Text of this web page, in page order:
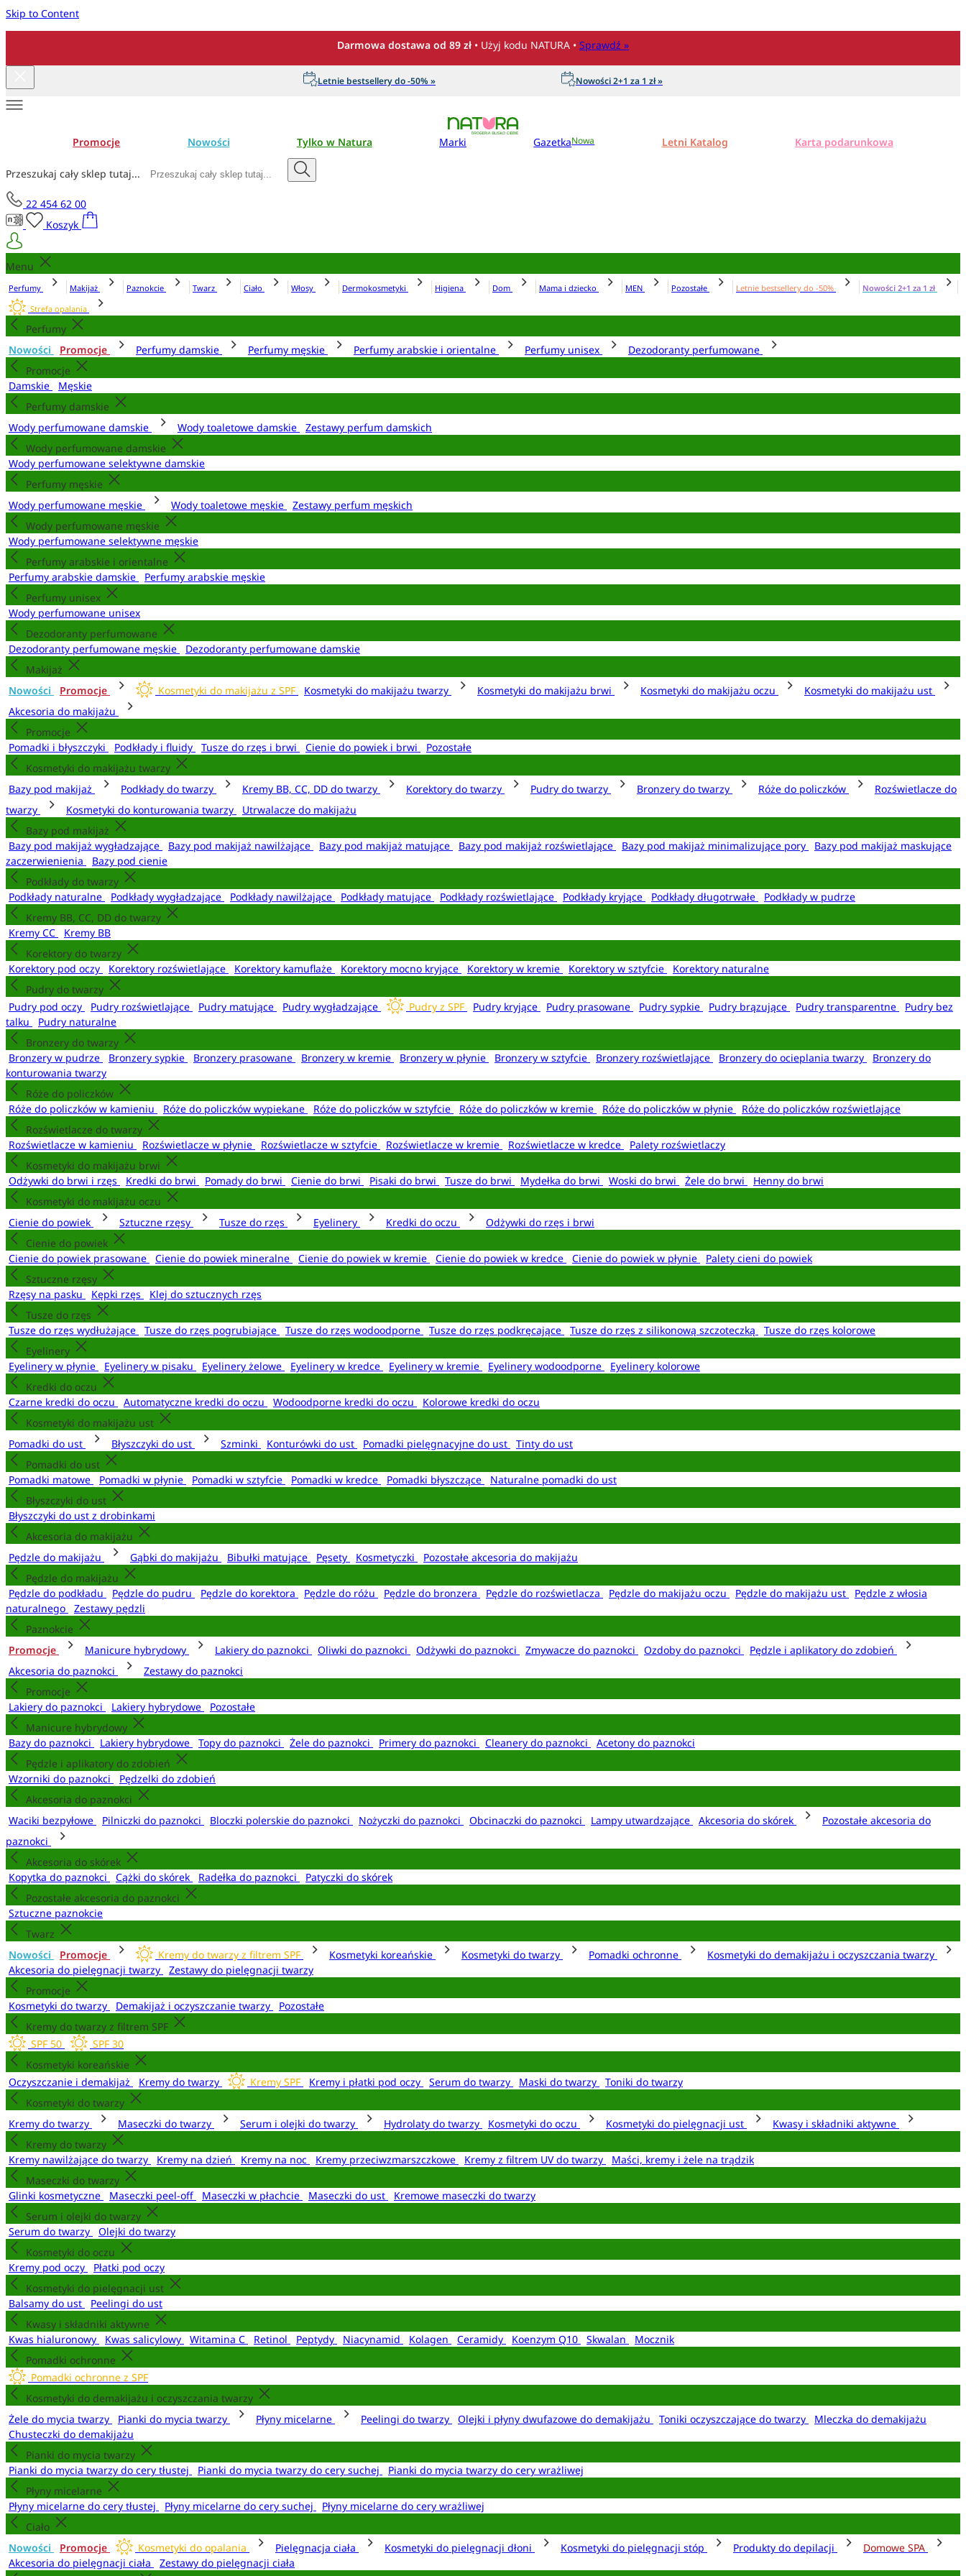
Skip to Content
Darmowa dostawa od 89 zł • Użyj kodu NATURA • Sprawdź »
Letnie bestsellery do -50% » Nowości 2+1 za 1 zł »
Promocje Nowości Tylko w Natura Marki GazetkaNowa Letni Katalog Karta podarunkowa
Przeszukaj cały sklep tutaj...
22 454 62 00
Koszyk
Menu
Perfumy Makijaż Paznokcie Twarz Ciało Włosy Dermokosmetyki Higiena Dom Mama i dziecko MEN Pozostałe Letnie bestsellery do -50%
Nowości 2+1 za 1 zł
Strefa opalania
Perfumy
Nowości
Promocje Perfumy damskie Perfumy męskie Perfumy arabskie i orientalne Perfumy unisex
Dezodoranty perfumowane
Promocje
Damskie
Męskie
Perfumy damskie
Wody perfumowane damskie
Wody toaletowe damskie
Zestawy perfum damskich
Wody perfumowane damskie
Wody perfumowane selektywne damskie
Perfumy męskie
Wody perfumowane męskie
Wody toaletowe męskie
Zestawy perfum męskich
Wody perfumowane męskie
Wody perfumowane selektywne męskie
Perfumy arabskie i orientalne
Perfumy arabskie damskie
Perfumy arabskie męskie
Perfumy unisex
Wody perfumowane unisex
Dezodoranty perfumowane
Dezodoranty perfumowane męskie
Dezodoranty perfumowane damskie
Makijaż
Nowości
Promocje Kosmetyki do makijażu z SPF Kosmetyki do makijażu twarzy Kosmetyki do makijażu brwi Kosmetyki do makijażu oczu
Kosmetyki do makijażu ust
Akcesoria do makijażu
Promocje
Pomadki i błyszczyki
Podkłady i fluidy Tusze do rzęs i brwi Cienie do powiek i brwi
Pozostałe
Kosmetyki do makijażu twarzy
Bazy pod makijaż
Podkłady do twarzy Kremy BB, CC, DD do twarzy Korektory do twarzy Pudry do twarzy Bronzery do twarzy Róże do policzków
Rozświetlacze do
twarzy
Kosmetyki do konturowania twarzy
Utrwalacze do makijażu
Bazy pod makijaż
Bazy pod makijaż wygładzające
Bazy pod makijaż nawilżające Bazy pod makijaż matujące Bazy pod makijaż rozświetlające Bazy pod makijaż minimalizujące pory
Bazy pod makijaż maskujące
zaczerwienienia
Bazy pod cienie
Podkłady do twarzy
Podkłady naturalne
Podkłady wygładzające Podkłady nawilżające Podkłady matujące Podkłady rozświetlające Podkłady kryjące Podkłady długotrwałe
Podkłady w pudrze
Kremy BB, CC, DD do twarzy
Kremy CC
Kremy BB
Korektory do twarzy
Korektory pod oczy
Korektory rozświetlające Korektory kamuflaże Korektory mocno kryjące Korektory w kremie Korektory w sztyfcie
Korektory naturalne
Pudry do twarzy
Pudry pod oczy
Pudry rozświetlające Pudry matujące Pudry wygładzające Pudry z SPF Pudry kryjące Pudry prasowane Pudry sypkie Pudry brązujące Pudry transparentne
Pudry bez
talku
Pudry naturalne
Bronzery do twarzy
Bronzery w pudrze
Bronzery sypkie Bronzery prasowane Bronzery w kremie Bronzery w płynie Bronzery w sztyfcie Bronzery rozświetlające Bronzery do ocieplania twarzy
Bronzery do
konturowania twarzy
Róże do policzków
Róże do policzków w kamieniu
Róże do policzków wypiekane Róże do policzków w sztyfcie Róże do policzków w kremie Róże do policzków w płynie
Róże do policzków rozświetlające
Rozświetlacze do twarzy
Rozświetlacze w kamieniu
Rozświetlacze w płynie Rozświetlacze w sztyfcie Rozświetlacze w kremie Rozświetlacze w kredce
Palety rozświetlaczy
Kosmetyki do makijażu brwi
Odżywki do brwi i rzęs
Kredki do brwi Pomady do brwi Cienie do brwi Pisaki do brwi Tusze do brwi Mydełka do brwi Woski do brwi Żele do brwi
Henny do brwi
Kosmetyki do makijażu oczu
Cienie do powiek
Sztuczne rzęsy Tusze do rzęs Eyelinery Kredki do oczu
Odżywki do rzęs i brwi
Cienie do powiek
Cienie do powiek prasowane
Cienie do powiek mineralne Cienie do powiek w kremie Cienie do powiek w kredce Cienie do powiek w płynie
Palety cieni do powiek
Sztuczne rzęsy
Rzęsy na pasku
Kępki rzęs
Klej do sztucznych rzęs
Tusze do rzęs
Tusze do rzęs wydłużające
Tusze do rzęs pogrubiające Tusze do rzęs wodoodporne Tusze do rzęs podkręcające Tusze do rzęs z silikonową szczoteczką
Tusze do rzęs kolorowe
Eyelinery
Eyelinery w płynie
Eyelinery w pisaku Eyelinery żelowe Eyelinery w kredce Eyelinery w kremie Eyelinery wodoodporne
Eyelinery kolorowe
Kredki do oczu
Czarne kredki do oczu
Automatyczne kredki do oczu Wodoodporne kredki do oczu
Kolorowe kredki do oczu
Kosmetyki do makijażu ust
Pomadki do ust
Błyszczyki do ust Szminki Konturówki do ust Pomadki pielęgnacyjne do ust
Tinty do ust
Pomadki do ust
Pomadki matowe
Pomadki w płynie Pomadki w sztyfcie Pomadki w kredce Pomadki błyszczące
Naturalne pomadki do ust
Błyszczyki do ust
Błyszczyki do ust z drobinkami
Akcesoria do makijażu
Pędzle do makijażu
Gąbki do makijażu Bibułki matujące Pęsety Kosmetyczki
Pozostałe akcesoria do makijażu
Pędzle do makijażu
Pędzle do podkładu
Pędzle do pudru Pędzle do korektora Pędzle do różu Pędzle do bronzera Pędzle do rozświetlacza Pędzle do makijażu oczu Pędzle do makijażu ust
Pędzle z włosia
naturalnego
Zestawy pędzli
Paznokcie
Promocje
Manicure hybrydowy Lakiery do paznokci Oliwki do paznokci Odżywki do paznokci Zmywacze do paznokci Ozdoby do paznokci
Pędzle i aplikatory do zdobień
Akcesoria do paznokci
Zestawy do paznokci
Promocje
Lakiery do paznokci
Lakiery hybrydowe
Pozostałe
Manicure hybrydowy
Bazy do paznokci
Lakiery hybrydowe Topy do paznokci Żele do paznokci Primery do paznokci Cleanery do paznokci
Acetony do paznokci
Pędzle i aplikatory do zdobień
Wzorniki do paznokci
Pędzelki do zdobień
Akcesoria do paznokci
Waciki bezpyłowe
Pilniczki do paznokci Bloczki polerskie do paznokci Nożyczki do paznokci Obcinaczki do paznokci Lampy utwardzające Akcesoria do skórek
Pozostałe akcesoria do
paznokci
Akcesoria do skórek
Kopytka do paznokci
Cążki do skórek Radełka do paznokci
Patyczki do skórek
Pozostałe akcesoria do paznokci
Sztuczne paznokcie
Twarz
Nowości
Promocje Kremy do twarzy z filtrem SPF Kosmetyki koreańskie Kosmetyki do twarzy Pomadki ochronne
Kosmetyki do demakijażu i oczyszczania twarzy
Akcesoria do pielęgnacji twarzy
Zestawy do pielęgnacji twarzy
Promocje
Kosmetyki do twarzy
Demakijaż i oczyszczanie twarzy
Pozostałe
Kremy do twarzy z filtrem SPF
SPF 50
SPF 30
Kosmetyki koreańskie
Oczyszczanie i demakijaż
Kremy do twarzy Kremy SPF Kremy i płatki pod oczy Serum do twarzy Maski do twarzy
Toniki do twarzy
Kosmetyki do twarzy
Kremy do twarzy
Maseczki do twarzy Serum i olejki do twarzy Hydrolaty do twarzy Kosmetyki do oczu Kosmetyki do pielęgnacji ust
Kwasy i składniki aktywne
Kremy do twarzy
Kremy nawilżające do twarzy
Kremy na dzień Kremy na noc Kremy przeciwzmarszczkowe Kremy z filtrem UV do twarzy
Maści, kremy i żele na trądzik
Maseczki do twarzy
Glinki kosmetyczne
Maseczki peel-off Maseczki w płachcie Maseczki do ust
Kremowe maseczki do twarzy
Serum i olejki do twarzy
Serum do twarzy
Olejki do twarzy
Kosmetyki do oczu
Kremy pod oczy
Płatki pod oczy
Kosmetyki do pielęgnacji ust
Balsamy do ust
Peelingi do ust
Kwasy i składniki aktywne
Kwas hialuronowy
Kwas salicylowy Witamina C Retinol Peptydy Niacynamid Kolagen Ceramidy Koenzym Q10 Skwalan
Mocznik
Pomadki ochronne
Pomadki ochronne z SPF
Kosmetyki do demakijażu i oczyszczania twarzy
Żele do mycia twarzy
Pianki do mycia twarzy Płyny micelarne Peelingi do twarzy Olejki i płyny dwufazowe do demakijażu Toniki oczyszczające do twarzy
Mleczka do demakijażu
Chusteczki do demakijażu
Pianki do mycia twarzy
Pianki do mycia twarzy do cery tłustej
Pianki do mycia twarzy do cery suchej
Pianki do mycia twarzy do cery wrażliwej
Płyny micelarne
Płyny micelarne do cery tłustej
Płyny micelarne do cery suchej
Płyny micelarne do cery wrażliwej
Ciało
Nowości
Promocje Kosmetyki do opalania Pielęgnacja ciała Kosmetyki do pielęgnacji dłoni Kosmetyki do pielęgnacji stóp Produkty do depilacji
Domowe SPA
Akcesoria do pielęgnacji ciała
Zestawy do pielęgnacji ciała